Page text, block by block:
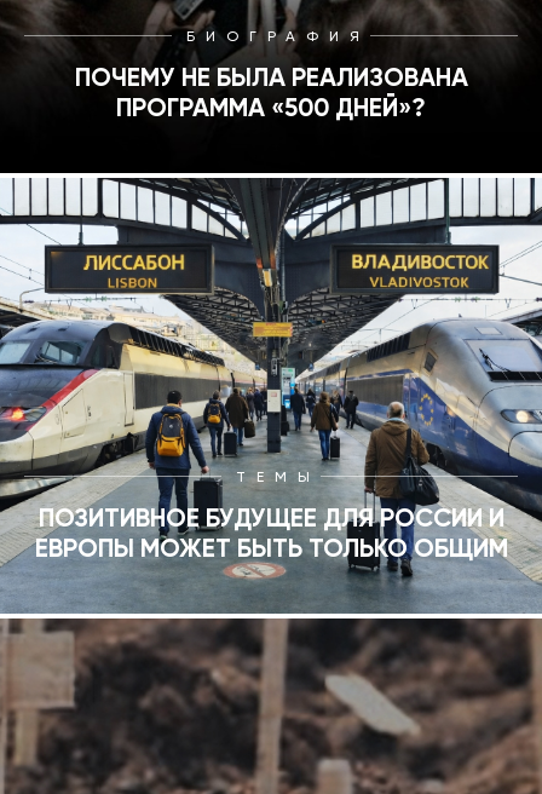
БИОГРАФИЯ
ПОЧЕМУ НЕ БЫЛА РЕАЛИЗОВАНА
ПРОГРАММА «500 ДНЕЙ»?
ТЕМЫ
ПОЗИТИВНОЕ БУДУЩЕЕ ДЛЯ РОССИИ И
ЕВРОПЫ МОЖЕТ БЫТЬ ТОЛЬКО ОБЩИМ